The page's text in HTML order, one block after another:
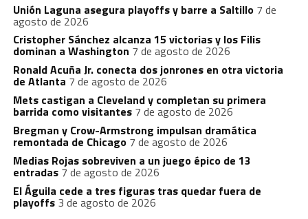
Unión Laguna asegura playoffs y barre a Saltillo 7 de
agosto de 2026
Cristopher Sánchez alcanza 15 victorias y los Filis
dominan a Washington 7 de agosto de 2026
Ronald Acuña Jr. conecta dos jonrones en otra victoria
de Atlanta 7 de agosto de 2026
Mets castigan a Cleveland y completan su primera
barrida como visitantes 7 de agosto de 2026
Bregman y Crow-Armstrong impulsan dramática
remontada de Chicago 7 de agosto de 2026
Medias Rojas sobreviven a un juego épico de 13
entradas 7 de agosto de 2026
El Águila cede a tres figuras tras quedar fuera de
playoffs 3 de agosto de 2026